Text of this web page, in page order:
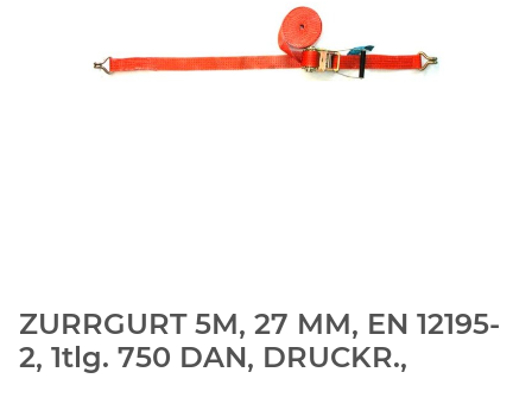
ZURRGURT 5M, 27 MM, EN 12195-
2, 1tlg. 750 DAN, DRUCKR.,